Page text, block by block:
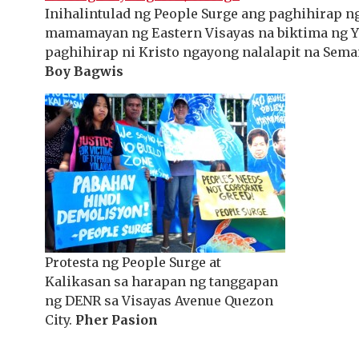
Inihalintulad ng People Surge ang paghihirap
mamamayan ng Eastern Visayas na biktima ng
paghihirap ni Kristo ngayong nalalapit na
Boy Bagwis
Protesta ng People Surge at
Kalikasan sa harapan ng tanggapan
ng DENR sa Visayas Avenue Quezon
City. Pher Pasion